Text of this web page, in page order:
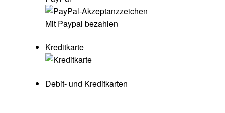
Mit Paypal bezahlen
Kreditkarte
Debit- und Kreditkarten